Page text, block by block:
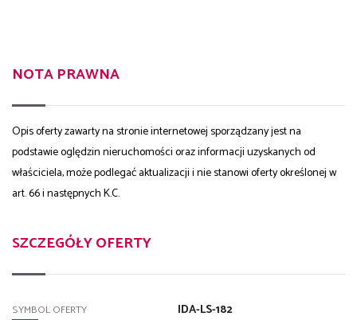
NOTA PRAWNA
Opis oferty zawarty na stronie internetowej sporządzany jest na
podstawie oględzin nieruchomości oraz informacji uzyskanych od
właściciela, może podlegać aktualizacji i nie stanowi oferty określonej w
art. 66 i następnych K.C.
SZCZEGÓŁY OFERTY
SYMBOL OFERTY IDA-LS-182